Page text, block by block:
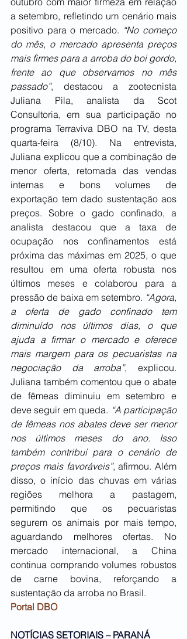
a setembro, refletindo um cenário mais
positivo para o mercado. “No começo
do mês, o mercado apresenta preços
mais firmes para a arroba do boi gordo,
frente ao que observamos no mês
passado”, destacou a zootecnista
Juliana Pila, analista da Scot
Consultoria, em sua participação no
programa Terraviva DBO na TV, desta
quarta-feira (8/10). Na entrevista,
Juliana explicou que a combinação de
menor oferta, retomada das vendas
internas e bons volumes de
exportação tem dado sustentação aos
preços. Sobre o gado confinado, a
analista destacou que a taxa de
ocupação nos confinamentos está
próxima das máximas em 2025, o que
resultou em uma oferta robusta nos
últimos meses e colaborou para a
pressão de baixa em setembro. “Agora,
a oferta de gado confinado tem
diminuído nos últimos dias, o que
ajuda a firmar o mercado e oferece
mais margem para os pecuaristas na
negociação da arroba”, explicou.
Juliana também comentou que o abate
de fêmeas diminuiu em setembro e
deve seguir em queda. “A participação
de fêmeas nos abates deve ser menor
nos últimos meses do ano. Isso
também contribui para o cenário de
preços mais favoráveis”, afirmou. Além
disso, o início das chuvas em várias
regiões melhora a pastagem,
permitindo que os pecuaristas
segurem os animais por mais tempo,
aguardando melhores ofertas. No
mercado internacional, a China
continua comprando volumes robustos
de carne bovina, reforçando a
sustentação da arroba no Brasil.
Portal DBO
NOTÍCIAS SETORIAIS – PARANÁ